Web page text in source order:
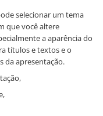
selecionar um tema
que você altere
a aparência do
títulos e textos e o
da apresentação.